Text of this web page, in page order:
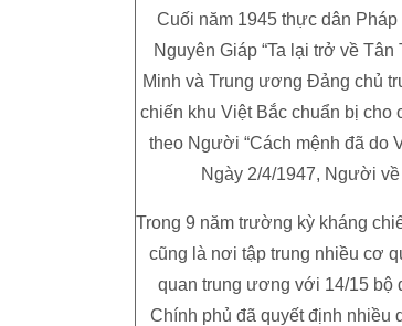
Cuối năm 1945 thực dân
Nguyên Giáp “Ta lại trở về
Minh và Trung ương Đảng chủ
chiến khu Việt Bắc chuẩn bị cho
theo Người “Cách mệnh đã do
Ngày 2/4/1947, Người
Trong 9 năm trường kỳ kháng
cũng là nơi tập trung nhiều cơ
quan trung ương với 14/15 bộ
Chính phủ đã quyết định nhiều